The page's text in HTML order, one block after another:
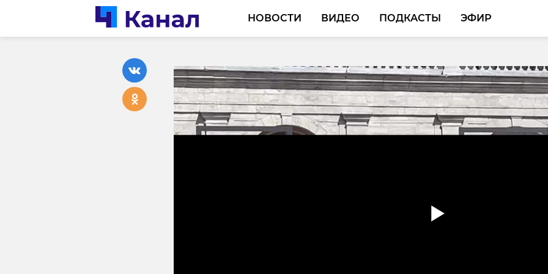
НОВОСТИ ВИДЕО ПОДКАСТЫ ЭФИР
Ветерану из Ропши вручили
знак «Почетный гражданин
Ломоносовского района»